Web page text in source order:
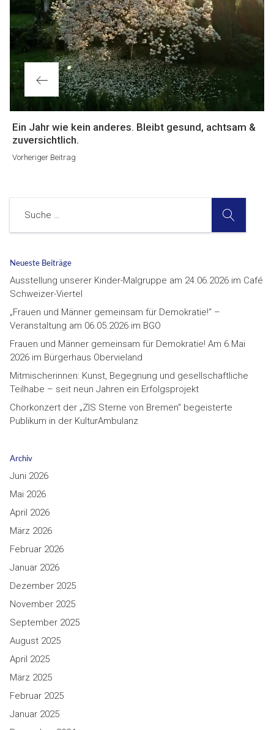
Vorheriger
Beitrag
Ein Jahr wie kein anderes. Bleibt gesund, achtsam &
zuversichtlich.
Vorheriger Beitrag
Neueste Beiträge
Ausstellung unserer Kinder-Malgruppe am 24.06.2026 im Café
Schweizer-Viertel
„Frauen und Männer gemeinsam für Demokratie!“ –
Veranstaltung am 06.05.2026 im BGO
Frauen und Männer gemeinsam für Demokratie! Am 6.Mai
2026 im Bürgerhaus Obervieland
Mitmischerinnen: Kunst, Begegnung und gesellschaftliche
Teilhabe – seit neun Jahren ein Erfolgsprojekt
Chorkonzert der „ZIS Sterne von Bremen“ begeisterte
Publikum in der KulturAmbulanz
Archiv
Juni 2026
Mai 2026
April 2026
März 2026
Februar 2026
Januar 2026
Dezember 2025
November 2025
September 2025
August 2025
April 2025
März 2025
Februar 2025
Januar 2025